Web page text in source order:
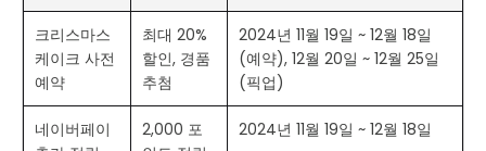
크리스마스
케이크 사전
예약
최대 20%
할인, 경품
추첨
2024년 11월 19일 ~ 12월 18일
(예약), 12월 20일 ~ 12월 25일
(픽업)
네이버페이
2,000 포
2024년 11월 19일 ~ 12월 18일